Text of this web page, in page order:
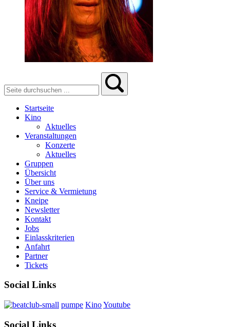
Startseite
Kino
Aktuelles
Veranstaltungen
Konzerte
Aktuelles
Gruppen
Übersicht
Über uns
Service & Vermietung
Kneipe
Newsletter
Kontakt
Jobs
Einlasskriterien
Anfahrt
Partner
Tickets
Social Links
pumpe KinoYoutube
Social Links